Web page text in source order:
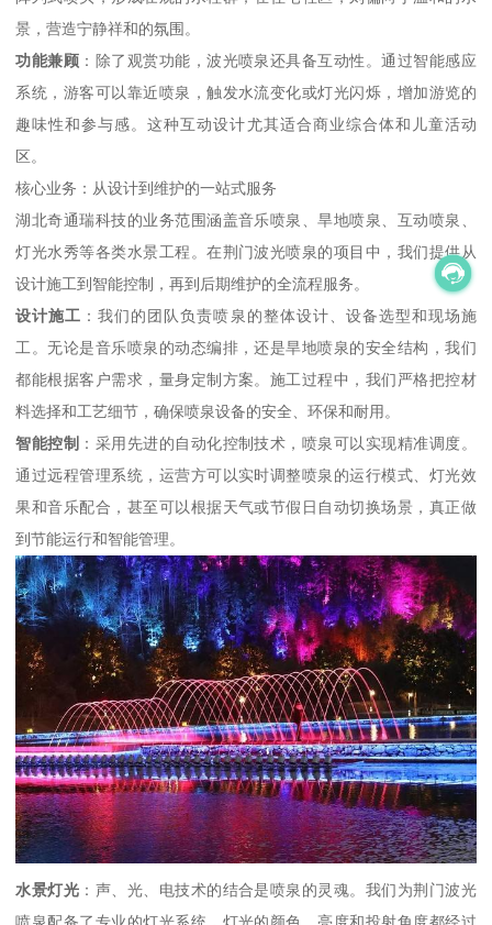
景，营造宁静祥和的氛围。
功能兼顾 ：除了观赏功能，波光喷泉还具备互动性。通过智能感应
系统，游客可以靠近喷泉，触发水流变化或灯光闪烁，增加游览的
趣味性和参与感。这种互动设计尤其适合商业综合体和儿童活动
区。
核心业务：从设计到维护的一站式服务
湖北奇通瑞科技的业务范围涵盖音乐喷泉、旱地喷泉、互动喷泉、
灯光水秀等各类水景工程。在荆门波光喷泉的项目中，我们提供从
设计施工到智能控制，再到后期维护的全流程服务。
设计施工 ：我们的团队负责喷泉的整体设计、设备选型和现场施
工。无论是音乐喷泉的动态编排，还是旱地喷泉的安全结构，我们
都能根据客户需求，量身定制方案。施工过程中，我们严格把控材
料选择和工艺细节，确保喷泉设备的安全、环保和耐用。
智能控制 ：采用先进的自动化控制技术，喷泉可以实现精准调度。
通过远程管理系统，运营方可以实时调整喷泉的运行模式、灯光效
果和音乐配合，甚至可以根据天气或节假日自动切换场景，真正做
到节能运行和智能管理。
水景灯光 ：声、光、电技术的结合是喷泉的灵魂。我们为荆门波光